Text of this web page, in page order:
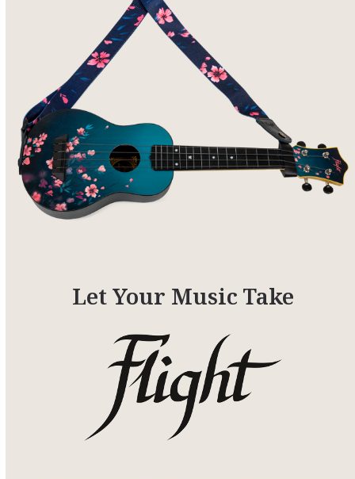
Let Your Music Take